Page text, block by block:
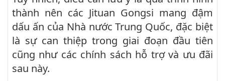
thành nên các Jituan Gongsi mang đậm
dấu ấn của Nhà nước Trung Quốc, đặc biệt
là sự can thiệp trong giai đoạn đầu tiên
cũng như các chính sách hỗ trợ và ưu đãi
sau này.